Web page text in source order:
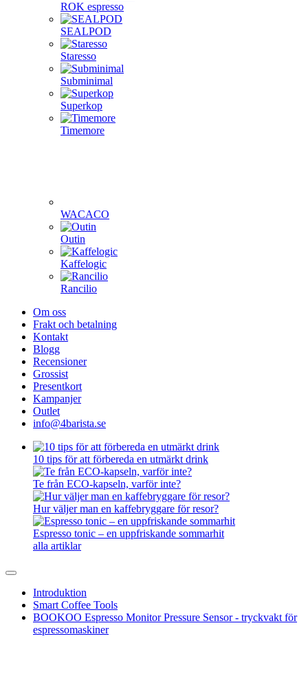
ROK espresso
SEALPOD
Staresso
Subminimal
Superkop
Timemore
WACACO
Outin
Kaffelogic
Rancilio
Om oss
Frakt och betalning
Kontakt
Blogg
Recensioner
Grossist
Presentkort
Kampanjer
Outlet
info@4barista.se
10 tips för att förbereda en utmärkt drink
Te från ECO-kapseln, varför inte?
Hur väljer man en kaffebryggare för resor?
Espresso tonic – en uppfriskande sommarhit
alla artiklar
Introduktion
Smart Coffee Tools
BOOKOO Espresso Monitor Pressure Sensor - tryckvakt för
espressomaskiner